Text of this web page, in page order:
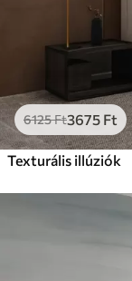
6125Ft3675 Ft
Texturális illúziók